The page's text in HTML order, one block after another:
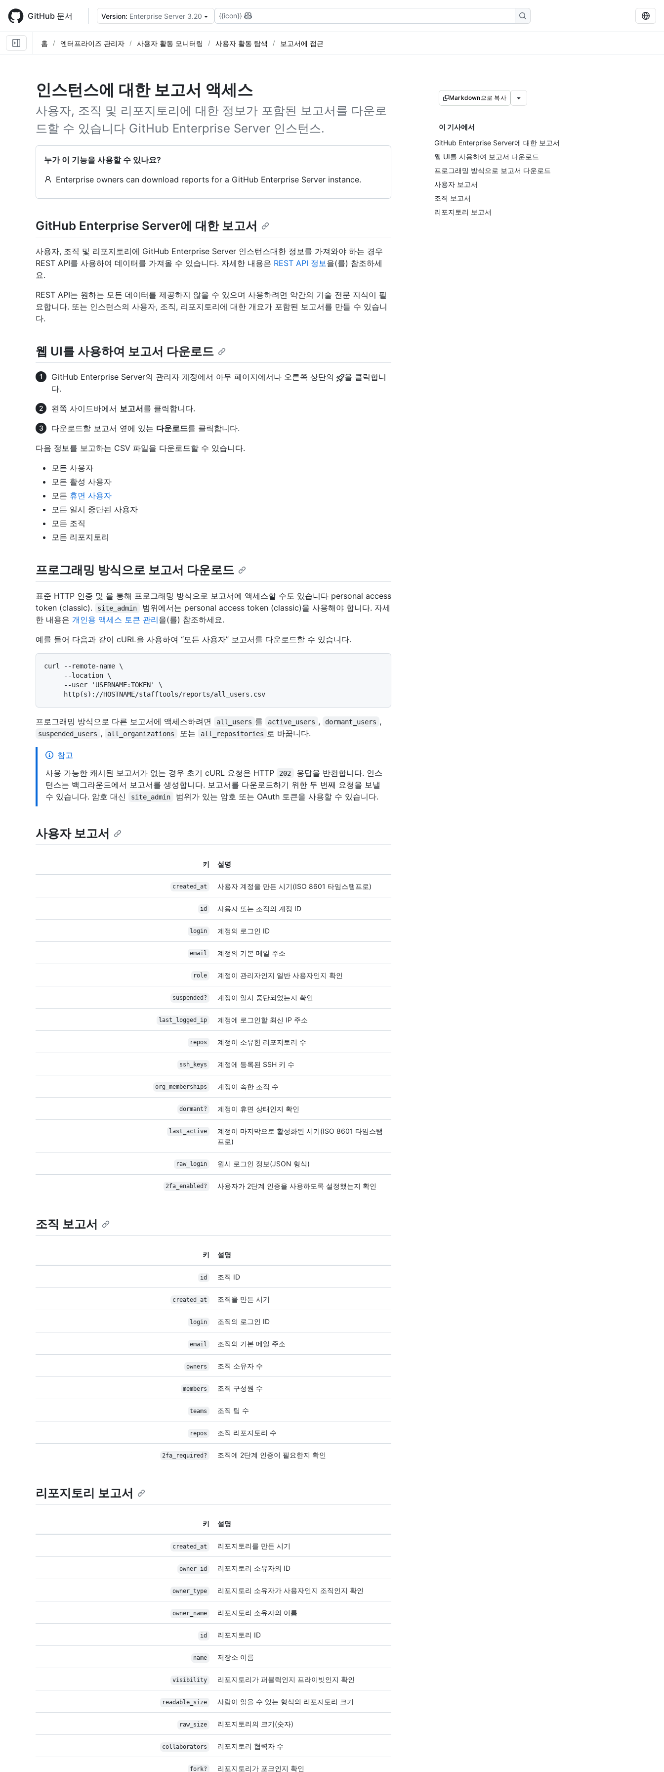
main
content
GitHub 문서 Version: Enterprise Server 3.20 {{icon}}
홈 엔터프라이즈 관리자 사용자 활동 모니터링 사용자 활동 탐색 보고서에 접근
인스턴스에 대한 보고서 액세스
사용자, 조직 및 리포지토리에 대한 정보가 포함된 보고서를 다운로
드할 수 있습니다 GitHub Enterprise Server 인스턴스.
누가 이 기능을 사용할 수 있나요?
Enterprise owners can download reports for a GitHub Enterprise Server instance.
Markdown으로 복사
이 기사에서
GitHub Enterprise Server에 대한 보고서
웹 UI를 사용하여 보고서 다운로드
프로그래밍 방식으로 보고서 다운로드
사용자 보고서
조직 보고서
리포지토리 보고서
GitHub Enterprise Server에 대한 보고서
사용자, 조직 및 리포지토리에 GitHub Enterprise Server 인스턴스대한 정보를 가져와야 하는 경우
REST API를 사용하여 데이터를 가져올 수 있습니다. 자세한 내용은 REST API 정보을(를) 참조하세
요.
REST API는 원하는 모든 데이터를 제공하지 않을 수 있으며 사용하려면 약간의 기술 전문 지식이 필
요합니다. 또는 인스턴스의 사용자, 조직, 리포지토리에 대한 개요가 포함된 보고서를 만들 수 있습니
다.
웹 UI를 사용하여 보고서 다운로드
GitHub Enterprise Server의 관리자 계정에서 아무 페이지에서나 오른쪽 상단의
을 클릭합니
다.
왼쪽 사이드바에서 보고서를 클릭합니다.
다운로드할 보고서 옆에 있는 다운로드를 클릭합니다.
다음 정보를 보고하는 CSV 파일을 다운로드할 수 있습니다.
모든 사용자
모든 활성 사용자
모든 휴면 사용자
모든 일시 중단된 사용자
모든 조직
모든 리포지토리
프로그래밍 방식으로 보고서 다운로드
표준 HTTP 인증 및 을 통해 프로그래밍 방식으로 보고서에 액세스할 수도 있습니다 personal access
token (classic).
site_admin
범위에서는 personal access token (classic)을 사용해야 합니다. 자세
한 내용은 개인용 액세스 토큰 관리을(를) 참조하세요.
예를 들어 다음과 같이 cURL을 사용하여 “모든 사용자” 보고서를 다운로드할 수 있습니다.
curl --remote-name \
프로그래밍 방식으로 다른 보고서에 액세스하려면 all_users 를 active_users , dormant_users ,
suspended_users , all_organizations 또는 all_repositories 로 바꿉니다.
참고
사용 가능한 캐시된 보고서가 없는 경우 초기 cURL 요청은 HTTP
202
응답을 반환합니다. 인스
턴스는 백그라운드에서 보고서를 생성합니다. 보고서를 다운로드하기 위한 두 번째 요청을 보낼
수 있습니다. 암호 대신
site_admin 범위가 있는 암호 또는 OAuth 토큰을 사용할 수 있습니다.
사용자 보고서
키 설명
created_at 사용자 계정을 만든 시기(ISO 8601 타임스탬프로)
id 사용자 또는 조직의 계정 ID
login 계정의 로그인 ID
email 계정의 기본 메일 주소
role 계정이 관리자인지 일반 사용자인지 확인
suspended? 계정이 일시 중단되었는지 확인
last_logged_ip 계정에 로그인할 최신 IP 주소
repos 계정이 소유한 리포지토리 수
ssh_keys 계정에 등록된 SSH 키 수
org_memberships 계정이 속한 조직 수
dormant? 계정이 휴면 상태인지 확인
last_active
계정이 마지막으로 활성화된 시기(ISO 8601 타임스탬
프로)
raw_login 원시 로그인 정보(JSON 형식)
2fa_enabled? 사용자가 2단계 인증을 사용하도록 설정했는지 확인
조직 보고서
키 설명
id 조직 ID
created_at 조직을 만든 시기
login 조직의 로그인 ID
email 조직의 기본 메일 주소
owners 조직 소유자 수
members 조직 구성원 수
teams 조직 팀 수
repos 조직 리포지토리 수
2fa_required? 조직에 2단계 인증이 필요한지 확인
리포지토리 보고서
키 설명
created_at 리포지토리를 만든 시기
owner_id 리포지토리 소유자의 ID
owner_type 리포지토리 소유자가 사용자인지 조직인지 확인
owner_name 리포지토리 소유자의 이름
id 리포지토리 ID
name 저장소 이름
visibility 리포지토리가 퍼블릭인지 프라이빗인지 확인
readable_size 사람이 읽을 수 있는 형식의 리포지토리 크기
raw_size 리포지토리의 크기(숫자)
collaborators 리포지토리 협력자 수
fork? 리포지토리가 포크인지 확인